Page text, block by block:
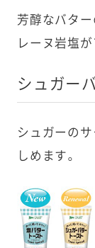
芳醇なバタ
レーヌ岩塩
シュガー
シュガーの
しめます。